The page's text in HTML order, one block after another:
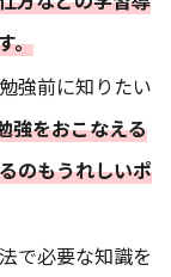
。
強前に知りたい
強をおこなえる
のもうれしいポ
で必要な知識を